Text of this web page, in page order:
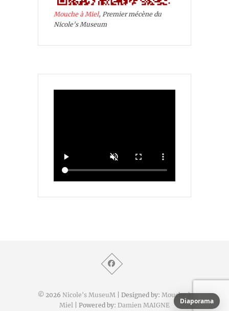
Mouche à Miel, Premier mécène du
Nicole's Museum
© 2026 Nicole's MuseuM | Designed by: Mouche à
Miel | Powered by: Damien MAIGNE Diaporama